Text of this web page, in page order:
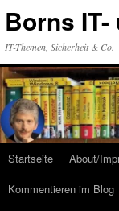
Inhalt
Borns
IT-Themen, Sicherheit & Co.
Startseite About/
Kommentieren im Blog